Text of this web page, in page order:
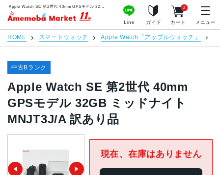
アメモバマーケット
Line ガイド カート
0
メニュー
HOME スマートウォッチ Apple Watch「アップルウォッチ」
中古Bランク
Apple Watch SE 第2世代 40mm
GPSモデル 32GB ミッドナイト
MNJT3J/A 訳あり品
現在、在庫はありません